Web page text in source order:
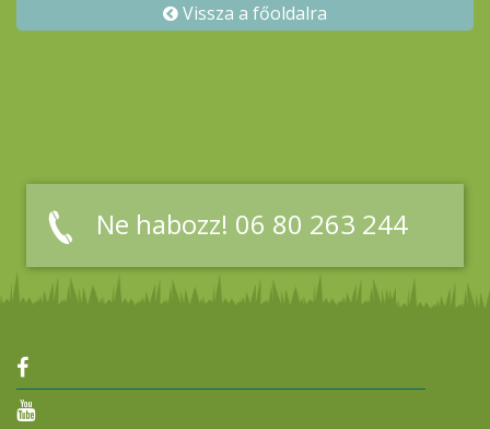
Vissza a főoldalra
Ne habozz! 06 80 263 244